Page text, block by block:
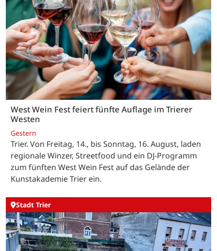
West Wein Fest feiert fünfte Auflage im Trierer
Westen
Gestern
Trier. Von Freitag, 14., bis Sonntag, 16. August, laden
regionale Winzer, Streetfood und ein DJ-Programm
zum fünften West Wein Fest auf das Gelände der
Kunstakademie Trier ein.
Stadt Trier